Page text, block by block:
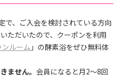
、ご入会を検討されている方向
ただいたので、クーポンを利用
ルーム 」の酵素浴をぜひ無料体
ません。 会員になると月2〜8回